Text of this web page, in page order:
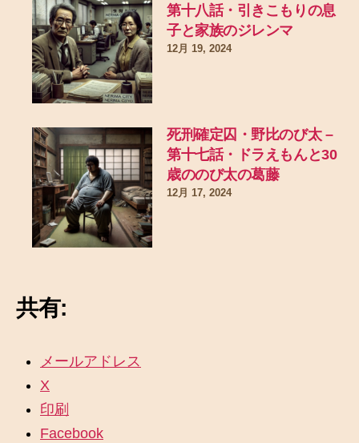
第十八話・引きこもりの息
子と家族のジレンマ
12月 19, 2024
死刑確定囚・野比のび太 –
第十七話・ドラえもんと30
歳ののび太の葛藤
12月 17, 2024
共有:
メールアドレス
X
印刷
Facebook